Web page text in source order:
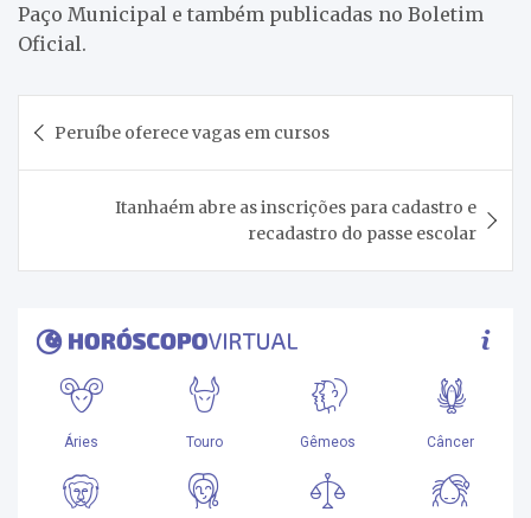
Paço Municipal e também publicadas no Boletim
Oficial.
de Peruíbe oferece vagas em cursos
Itanhaém abre as inscrições para cadastro e
recadastro do passe escolar